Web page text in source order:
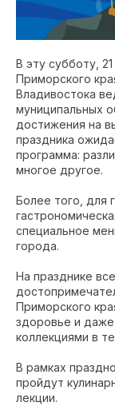
В эту субботу,
Приморского
Владивостока
муниципальных
достижения на
праздника
программа:
многое другое.
Более того, для
специальное
города.
На празднике
Приморского
здоровье и
коллекциями в
В рамках
пройдут
лекции.